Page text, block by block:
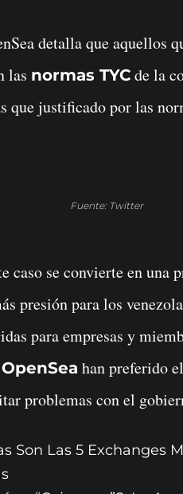
detalla que aquellos
las normas TYC de la
que justificado por las
Fuente: Twitter
caso se convierte en una
presión para los
para empresas y
han preferido
problemas con el
Son Las 5 Exchanges